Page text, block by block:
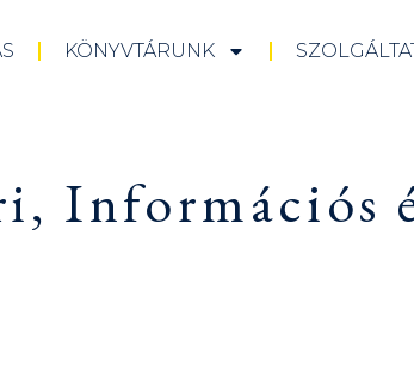
KÖNYVTÁRUNK
Információs